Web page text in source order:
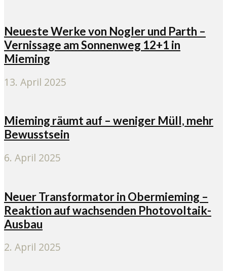
Neueste Werke von Nogler und Parth –
Vernissage am Sonnenweg 12+1 in
Mieming
13. April 2025
Mieming räumt auf – weniger Müll, mehr
Bewusstsein
6. April 2025
Neuer Transformator in Obermieming –
Reaktion auf wachsenden Photovoltaik-
Ausbau
2. April 2025